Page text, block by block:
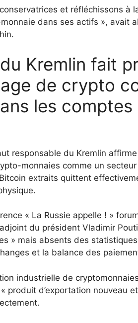
et réfléchissons à
dans ses actifs », avait
Kremlin fait
de crypto
les comptes
responsable du Kremlin
monnaies comme un
extraits quittent
« La Russie appelle ! »
du président Vladimir
» mais absents des
et la balance des
industrielle de
produit d’exportation nouveau